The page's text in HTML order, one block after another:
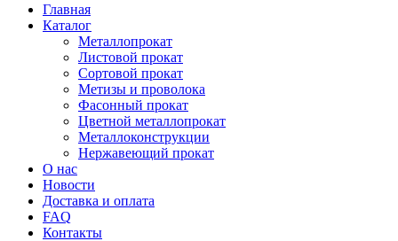
Главная
Каталог
Металлопрокат
Листовой прокат
Сортовой прокат
Метизы и проволока
Фасонный прокат
Цветной металлопрокат
Металлоконструкции
Нержавеющий прокат
О нас
Новости
Доставка и оплата
FAQ
Контакты